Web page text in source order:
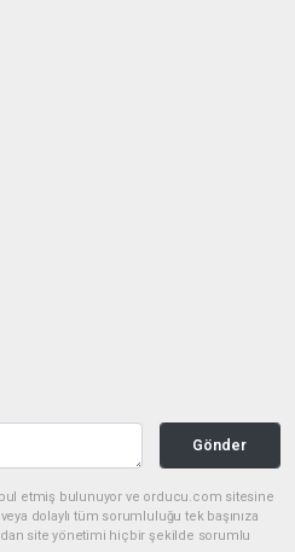
Gönder
etmiş bulunuyor ve orducu.com sitesine
dolaylı tüm sorumluluğu tek başınıza
site yönetimi hiçbir şekilde sorumlu